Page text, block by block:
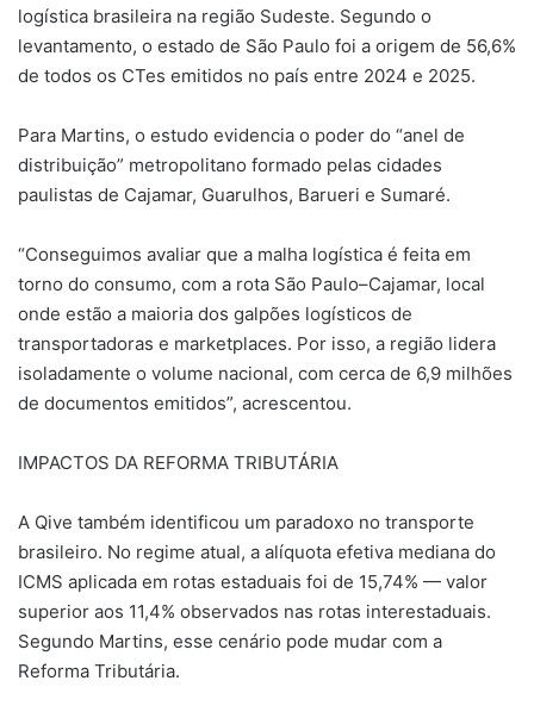
logística brasileira na região Sudeste. Segundo o
levantamento, o estado de São Paulo foi a origem de 56,6%
de todos os CTes emitidos no país entre 2024 e 2025.
Para Martins, o estudo evidencia o poder do “anel de
distribuição” metropolitano formado pelas cidades
paulistas de Cajamar, Guarulhos, Barueri e Sumaré.
“Conseguimos avaliar que a malha logística é feita em
torno do consumo, com a rota São Paulo–Cajamar, local
onde estão a maioria dos galpões logísticos de
transportadoras e marketplaces. Por isso, a região lidera
isoladamente o volume nacional, com cerca de 6,9 milhões
de documentos emitidos”, acrescentou.
IMPACTOS DA REFORMA TRIBUTÁRIA
A Qive também identificou um paradoxo no transporte
brasileiro. No regime atual, a alíquota efetiva mediana do
ICMS aplicada em rotas estaduais foi de 15,74% — valor
superior aos 11,4% observados nas rotas interestaduais.
Segundo Martins, esse cenário pode mudar com a
Reforma Tributária.